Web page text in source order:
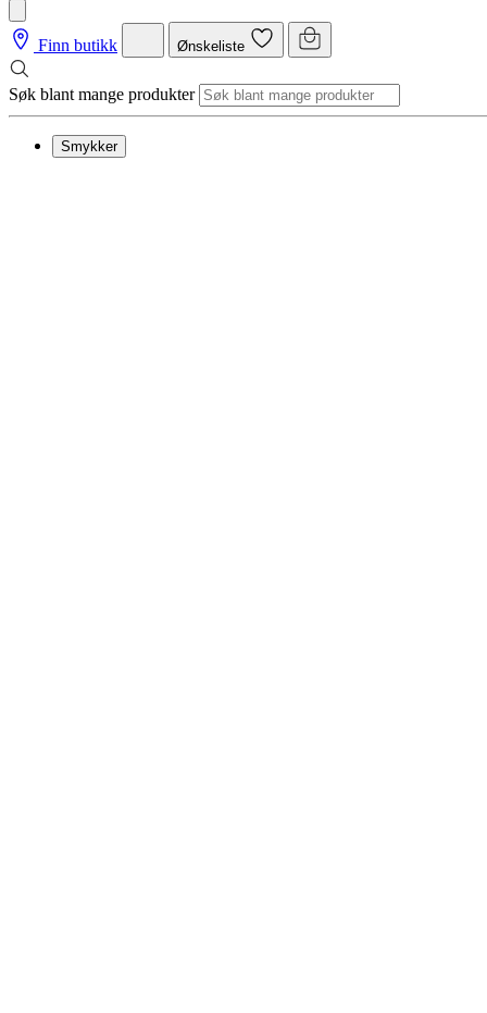
Finn butikk Ønskeliste
Søk blant mange produkter
Smykker